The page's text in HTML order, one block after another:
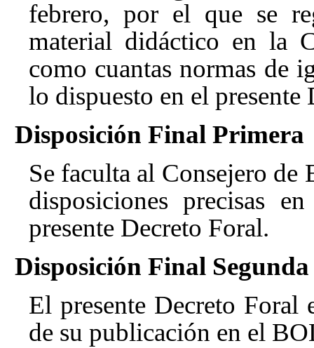
febrero, por el que se
material didáctico en la
como cuantas normas de
lo dispuesto en el presente
Disposición Final Primera
Se faculta al Consejero
disposiciones precisas
presente Decreto Foral.
Disposición Final Segunda
El presente Decreto
de su publicación en el